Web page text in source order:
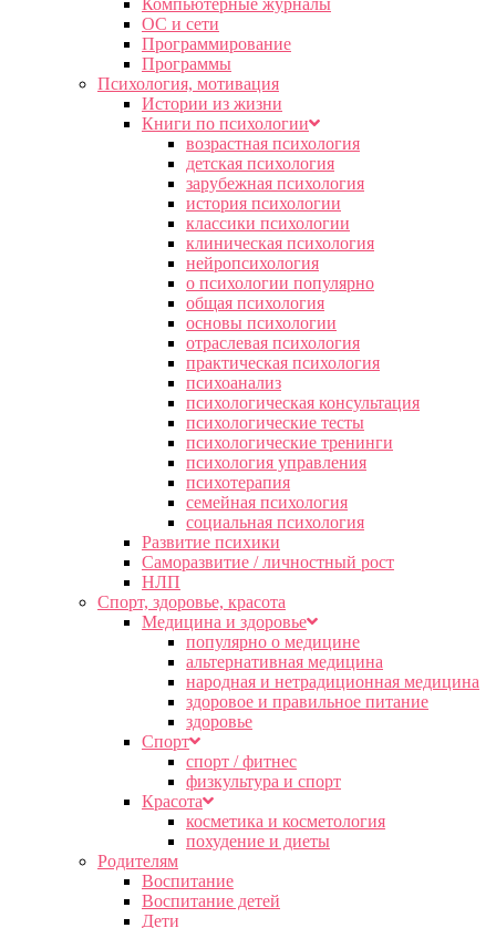
Компьютерные журналы
ОС и сети
Программирование
Программы
Психология, мотивация
Истории из жизни
Книги по психологии
возрастная психология
детская психология
зарубежная психология
история психологии
классики психологии
клиническая психология
нейропсихология
о психологии популярно
общая психология
основы психологии
отраслевая психология
практическая психология
психоанализ
психологическая консультация
психологические тесты
психологические тренинги
психология управления
психотерапия
семейная психология
социальная психология
Развитие психики
Саморазвитие / личностный рост
НЛП
Спорт, здоровье, красота
Медицина и здоровье
популярно о медицине
альтернативная медицина
народная и нетрадиционная медицина
здоровое и правильное питание
здоровье
Спорт
спорт / фитнес
физкультура и спорт
Красота
косметика и косметология
похудение и диеты
Родителям
Воспитание
Воспитание детей
Дети